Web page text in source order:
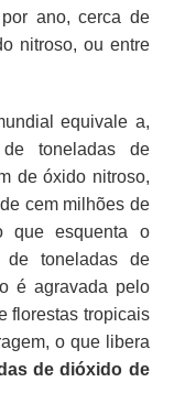
ano, cerca de
nitroso, ou entre
equivale a,
de toneladas de
de óxido nitroso,
cem milhões de
que esquenta o
de toneladas de
é agravada pelo
florestas tropicais
o que libera
de dióxido de